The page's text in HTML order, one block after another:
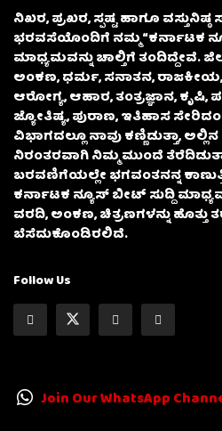
ನಿಖರ, ಪ್ರಖರ, ಸ್ಪಷ್ಟ ಹಾಗೂ ವಸ್ತುನಿಷ್ಠ
ಭರವಸೆಯೊಂದಿಗೆ ನಮ್ಮ “ಕರ್ನಾಟಕ
ಮಾಧ್ಯಮವನ್ನು ಚಾಲ್ತಿಗೆ ತಂದಿದ್ದೇವೆ.
ಅಂಕಣ, ಧರ್ಮ, ಸನಾತನ,
ಆರೋಗ್ಯ, ಆಹಾರ, ತಂತ್ರಜ್ಞಾನ, ಕೃಷಿ,
ಜ್ಯೋತಿಷ್ಯ, ಪುರಾಣ, ಇತಿಹಾಸ
ವಿಭಾಗದಲ್ಲೂ ನಾವು ಕಣ್ಣಿಡುತ್ತಾ,
ನಿರಂತರವಾಗಿ ನಿಮ್ಮ ಮುಂದೆ ತೆರೆದಿಡುತ್ತಾ
ಬರವಣಿಗೆಯಲ್ಲೇ ಭಗವಂತನನ್ನ
ಕರ್ನಾಟಕ ನ್ಯೂಸ್ ಬೀಟ್ ಸುದ್ದಿ
ವರದಿ, ಅಂಕಣ, ಚಿತ್ರಣಗಳನ್ನು ಹೊತ್ತು
ಬೆಸೆದುಕೊಂಡಿರಲಿದೆ.
Follow Us
Join Our WhatsApp